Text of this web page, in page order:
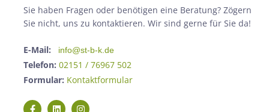
Sie haben Fragen oder benötigen eine Beratung? Zögern
Sie nicht, uns zu kontaktieren. Wir sind gerne für Sie da!
E-Mail: info@st-b-k.de
Telefon: 02151 / 76967 502
Formular: Kontaktformular